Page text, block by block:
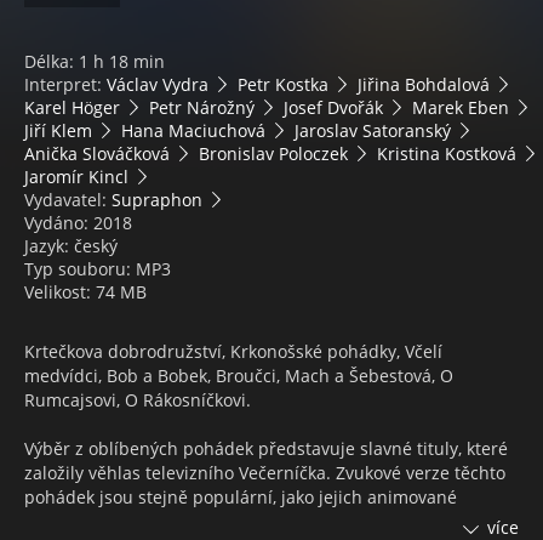
Délka: 1 h 18 min
Interpret: Václav Vydra Petr Kostka
Jiřina Bohdalová
Karel Höger
Petr Nárožný Josef Dvořák
Marek Eben
Jiří Klem
Hana Maciuchová
Jaroslav Satoranský
Anička Slováčková
Bronislav Poloczek
Kristina Kostková
Jaromír Kincl
Vydavatel: Supraphon
Vydáno: 2018
Jazyk: český
Typ souboru: MP3
Velikost: 74 MB
Krtečkova dobrodružství, Krkonošské pohádky, Včelí
medvídci, Bob a Bobek, Broučci, Mach a Šebestová, O
Rumcajsovi, O Rákosníčkovi.
Výběr z oblíbených pohádek představuje slavné tituly, které
založily věhlas televizního Večerníčka. Zvukové verze těchto
pohádek jsou stejně populární, jako jejich animované
předlohy. Při poslechu brilantní přehlídky díla skvělých
více